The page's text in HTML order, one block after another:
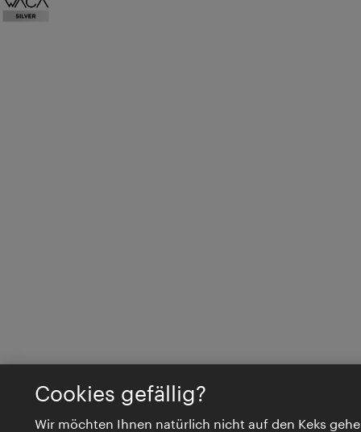
Cookies gefällig?
Wir möchten Ihnen natürlich nicht auf den Keks